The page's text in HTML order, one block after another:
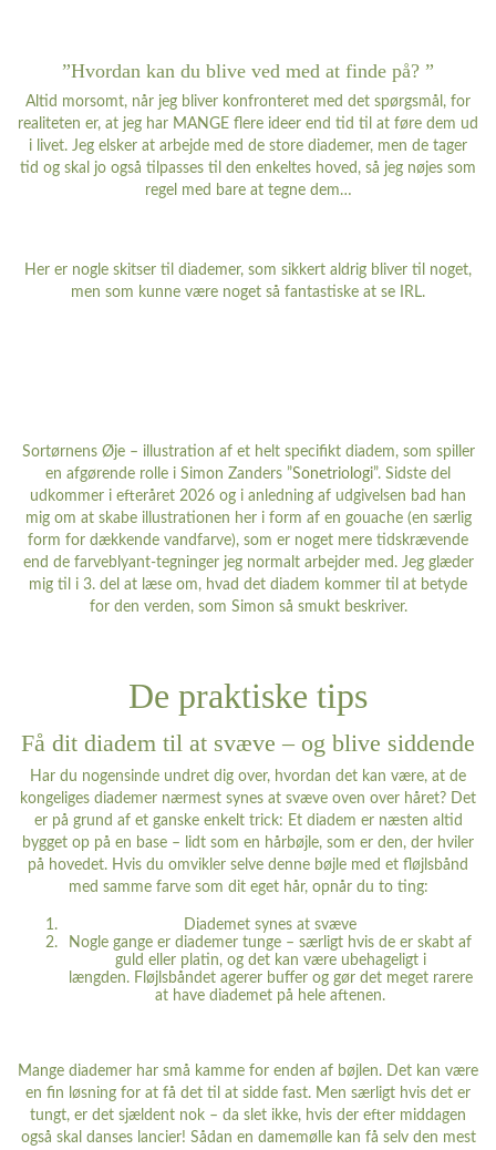
”Hvordan kan du blive ved med at finde på? ”
Altid morsomt, når jeg bliver konfronteret med det spørgsmål, for
realiteten er, at jeg har MANGE flere ideer end tid til at føre dem ud
i livet. Jeg elsker at arbejde med de store diademer, men de tager
tid og skal jo også tilpasses til den enkeltes hoved, så jeg nøjes som
regel med bare at tegne dem…
Her er nogle skitser til diademer, som sikkert aldrig bliver til noget,
men som kunne være noget så fantastiske at se IRL.
Sortørnens Øje – illustration af et helt specifikt diadem, som spiller
en afgørende rolle i Simon Zanders ”Sonetriologi”. Sidste del
udkommer i efteråret 2026 og i anledning af udgivelsen bad han
mig om at skabe illustrationen her i form af en gouache (en særlig
form for dækkende vandfarve), som er noget mere tidskrævende
end de farveblyant-tegninger jeg normalt arbejder med. Jeg glæder
mig til i 3. del at læse om, hvad det diadem kommer til at betyde
for den verden, som Simon så smukt beskriver.
De praktiske tips
Få dit diadem til at svæve – og blive siddende
Har du nogensinde undret dig over, hvordan det kan være, at de
kongeliges diademer nærmest synes at svæve oven over håret? Det
er på grund af et ganske enkelt trick: Et diadem er næsten altid
bygget op på en base – lidt som en hårbøjle, som er den, der hviler
på hovedet. Hvis du omvikler selve denne bøjle med et fløjlsbånd
med samme farve som dit eget hår, opnår du to ting:
Diademet synes at svæve
Nogle gange er diademer tunge – særligt hvis de er skabt af
guld eller platin, og det kan være ubehageligt i
længden. Fløjlsbåndet agerer buffer og gør det meget rarere
at have diademet på hele aftenen.
Mange diademer har små kamme for enden af bøjlen. Det kan være
en fin løsning for at få det til at sidde fast. Men særligt hvis det er
tungt, er det sjældent nok – da slet ikke, hvis der efter middagen
også skal danses lancier! Sådan en damemølle kan få selv den mest